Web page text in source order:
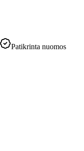
Patikrinta nuomos